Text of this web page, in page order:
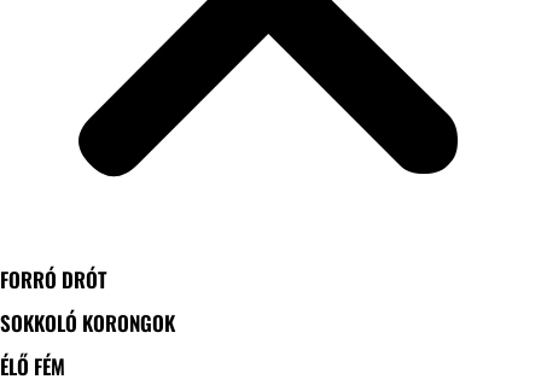
FORRÓ DRÓT
SOKKOLÓ KORONGOK
ÉLŐ FÉM